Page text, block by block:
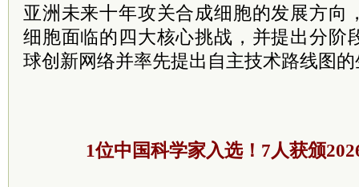
亚洲未来十年攻关合成细胞的发展方向
细胞面临的四大核心挑战，并提出分阶
球创新网络并率先提出自主技术路线图
1位中国科学家入选！7人获颁